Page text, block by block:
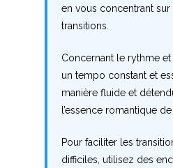
en vous concentrant
transitions.
Concernant le rythme
un tempo constant et
manière fluide et
l’essence romantique
Pour faciliter les
difficiles, utilisez des